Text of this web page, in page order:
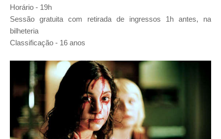
Horário - 19h
Sessão gratuita com retirada de ingressos 1h antes, na
bilheteria
Classificação - 16 anos